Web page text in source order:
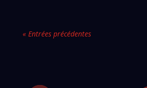
« Entrées précédentes